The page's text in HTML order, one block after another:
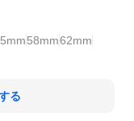
58mm62mm
る